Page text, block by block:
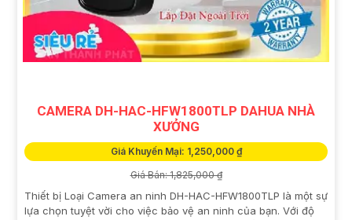
CAMERA DH-HAC-HFW1800TLP DAHUA NHÀ
XƯỞNG
Giá Khuyến Mại: 1,250,000 ₫
Giá Bán: 1,825,000 ₫
Thiết bị Loại Camera an ninh DH-HAC-HFW1800TLP là một sự
lựa chọn tuyệt vời cho việc bảo vệ an ninh của bạn. Với độ